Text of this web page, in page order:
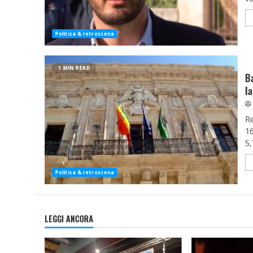
Politica & retroscena
1 MIN READ
Politica & retroscena
LEGGI ANCORA